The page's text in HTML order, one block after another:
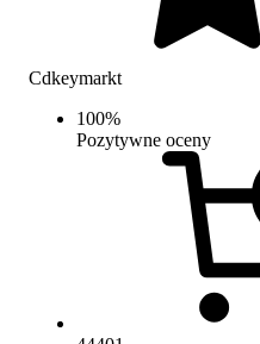
Cdkeymarkt
100%
Pozytywne oceny